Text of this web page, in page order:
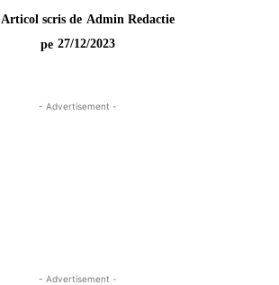
Articol scris de Admin Redactie
pe 27/12/2023
- Advertisement -
- Advertisement -